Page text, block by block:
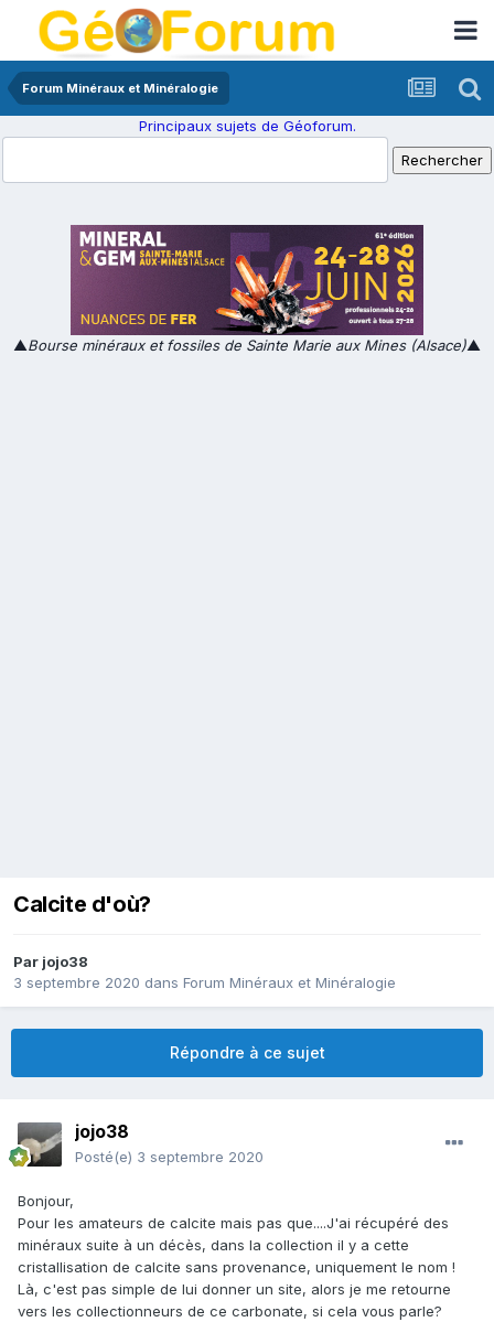
Forum Minéraux et Minéralogie
Principaux sujets de Géoforum.
▲Bourse minéraux et fossiles de Sainte Marie aux Mines (Alsace)▲
Calcite d'où?
Par jojo38
3 septembre 2020 dans Forum Minéraux et Minéralogie
Répondre à ce sujet
jojo38
Posté(e) 3 septembre 2020
Bonjour,
Pour les amateurs de calcite mais pas que....J'ai récupéré des
minéraux suite à un décès, dans la collection il y a cette
cristallisation de calcite sans provenance, uniquement le nom !
Là, c'est pas simple de lui donner un site, alors je me retourne
vers les collectionneurs de ce carbonate, si cela vous parle?